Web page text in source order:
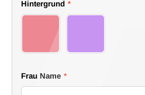
Hintergrund *
Frau Name *